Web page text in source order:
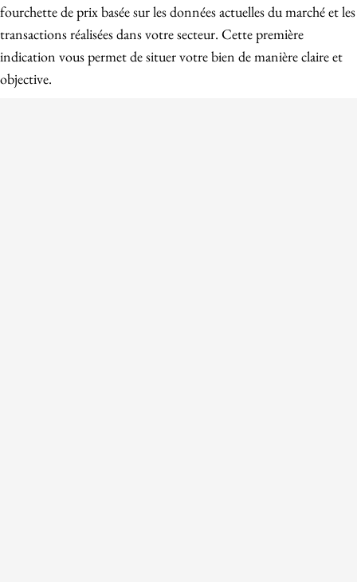
fourchette de prix basée sur les données actuelles du marché et les
transactions réalisées dans votre secteur. Cette première
indication vous permet de situer votre bien de manière claire et
objective.